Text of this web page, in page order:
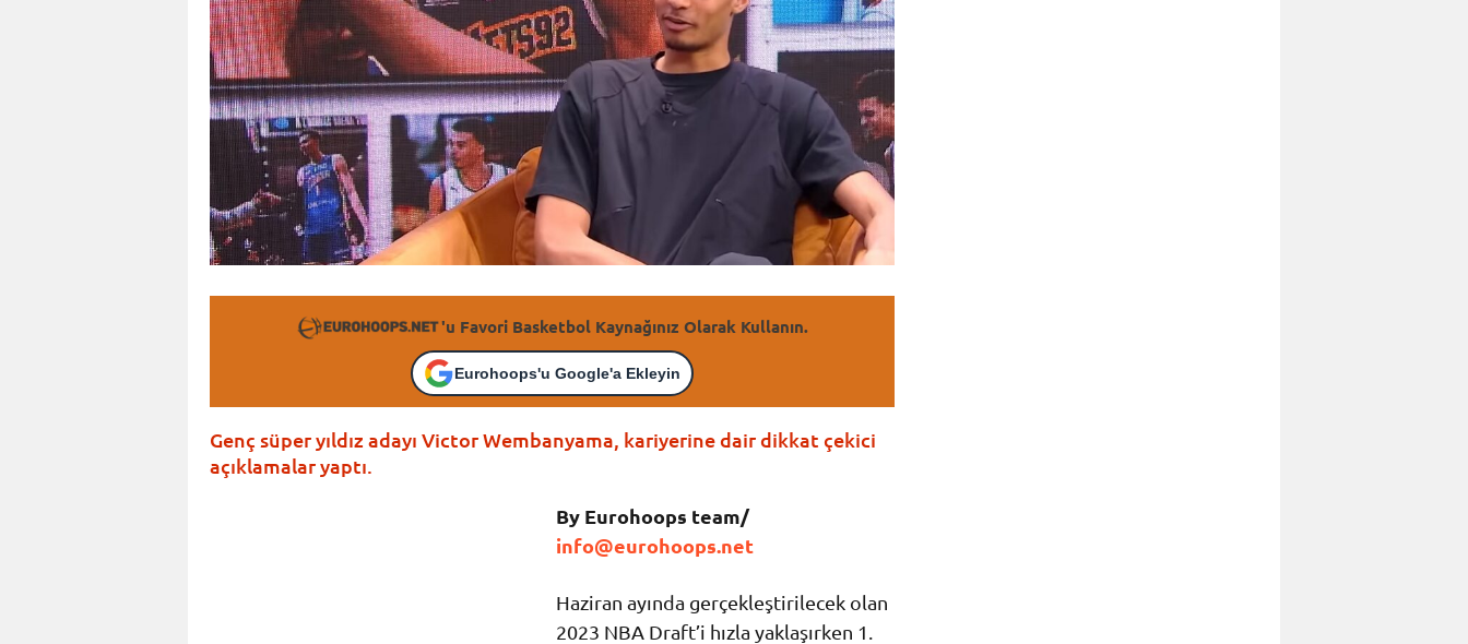
'u Favori Basketbol Kaynağınız Olarak Kullanın.
Eurohoops'u Google'a Ekleyin
Genç süper yıldız adayı Victor Wembanyama, kariyerine dair dikkat çekici
açıklamalar yaptı.
By Eurohoops team/
info@eurohoops.net
Haziran ayında gerçekleştirilecek olan
2023 NBA Draft’i hızla yaklaşırken 1.